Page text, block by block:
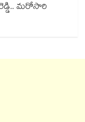
మరోసారి